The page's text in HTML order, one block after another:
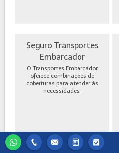
Seguro Transportes
Embarcador
O Transportes Embarcador
oferece combinações de
coberturas para atender às
necessidades.